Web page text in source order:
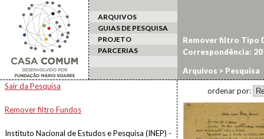
ARQUIVOS
GUIAS DE PESQUISA
PROJETO
PARCERIAS
Arquivos > Pesquisa
Sair da Pesquisa
Remover filtro Fundos
Instituto Nacional de Estudos e Pesquisa (INEP) -
Remover filtro Tipo
Correspondência: 20
ordenar por: